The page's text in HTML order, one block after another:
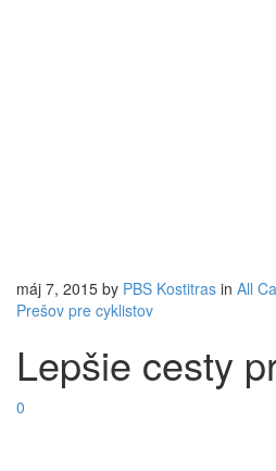
máj 7, 2015 by PBS Kostitras in All
Prešov pre cyklistov
Lepšie cesty
0